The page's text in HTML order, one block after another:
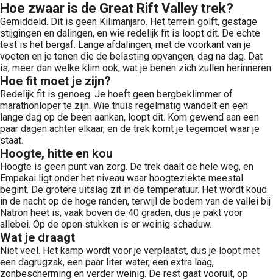
Hoe zwaar is de Great Rift Valley trek?
Gemiddeld. Dit is geen Kilimanjaro. Het terrein golft, gestage
stijgingen en dalingen, en wie redelijk fit is loopt dit. De echte
test is het bergaf. Lange afdalingen, met de voorkant van je
voeten en je tenen die de belasting opvangen, dag na dag. Dat
is, meer dan welke klim ook, wat je benen zich zullen herinneren.
Hoe fit moet je zijn?
Redelijk fit is genoeg. Je hoeft geen bergbeklimmer of
marathonloper te zijn. Wie thuis regelmatig wandelt en een
lange dag op de been aankan, loopt dit. Kom gewend aan een
paar dagen achter elkaar, en de trek komt je tegemoet waar je
staat.
Hoogte, hitte en kou
Hoogte is geen punt van zorg. De trek daalt de hele weg, en
Empakai ligt onder het niveau waar hoogteziekte meestal
begint. De grotere uitslag zit in de temperatuur. Het wordt koud
in de nacht op de hoge randen, terwijl de bodem van de vallei bij
Natron heet is, vaak boven de 40 graden, dus je pakt voor
allebei. Op de open stukken is er weinig schaduw.
Wat je draagt
Niet veel. Het kamp wordt voor je verplaatst, dus je loopt met
een dagrugzak, een paar liter water, een extra laag,
zonbescherming en verder weinig. De rest gaat vooruit, op